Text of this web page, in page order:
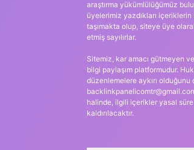
araştırma yükümlülüğümüz
üyelerimiz yazdıkları
taşımakta olup, siteye üye
etmiş sayılırlar.
Sitemiz, kar amacı gütmeyen
bilgi paylaşım platformudur.
düzenlemelere aykırı
halinde, ilgili içerikler yasal
kaldırılacaktır.